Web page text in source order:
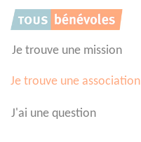
Je trouve une mission
Je trouve une association
J'ai une question
Panneau de gestion des cookies